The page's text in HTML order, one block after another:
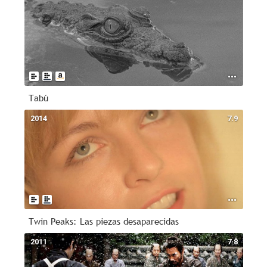
Tabú
7.9
2014
Twin Peaks: Las piezas desaparecidas
7.8
2011